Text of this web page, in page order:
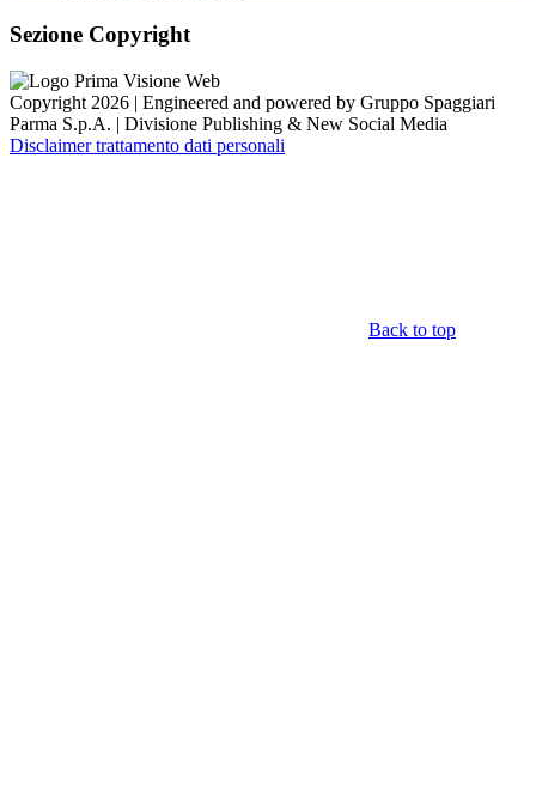
Sezione Copyright
Copyright 2026 | Engineered and powered by Gruppo Spaggiari
Parma S.p.A. | Divisione Publishing & New Social Media
Disclaimer trattamento dati personali
Back to top